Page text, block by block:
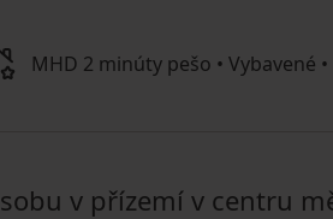
MHD 2 minúty pešo • Vybavené
v přízemí v centru